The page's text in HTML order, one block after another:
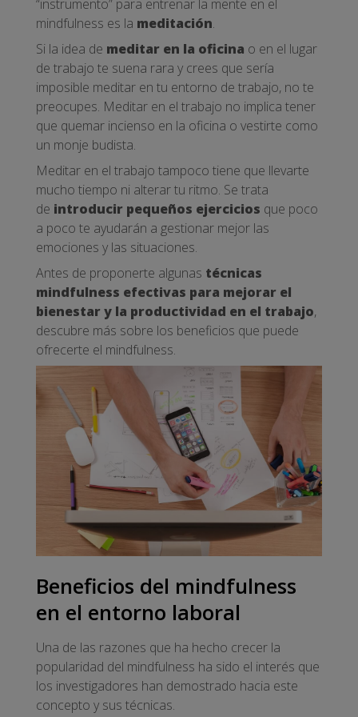
“instrumento” para entrenar la mente en el
mindfulness es la meditación.
Si la idea de meditar en la oficina o en el lugar
de trabajo te suena rara y crees que sería
imposible meditar en tu entorno de trabajo, no te
preocupes. Meditar en el trabajo no implica tener
que quemar incienso en la oficina o vestirte como
un monje budista.
Meditar en el trabajo tampoco tiene que llevarte
mucho tiempo ni alterar tu ritmo. Se trata
de introducir pequeños ejercicios que poco
a poco te ayudarán a gestionar mejor las
emociones y las situaciones.
Antes de proponerte algunas técnicas
mindfulness efectivas para mejorar el
bienestar y la productividad en el trabajo,
descubre más sobre los beneficios que puede
ofrecerte el mindfulness.
Beneficios del mindfulness
en el entorno laboral
Una de las razones que ha hecho crecer la
popularidad del mindfulness ha sido el interés que
los investigadores han demostrado hacia este
concepto y sus técnicas.